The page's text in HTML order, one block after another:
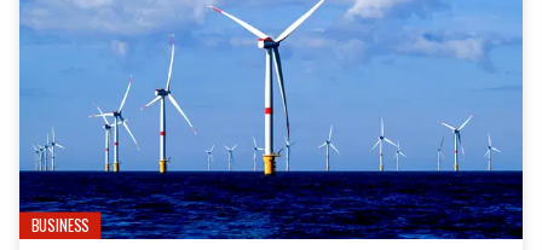
BUSINESS